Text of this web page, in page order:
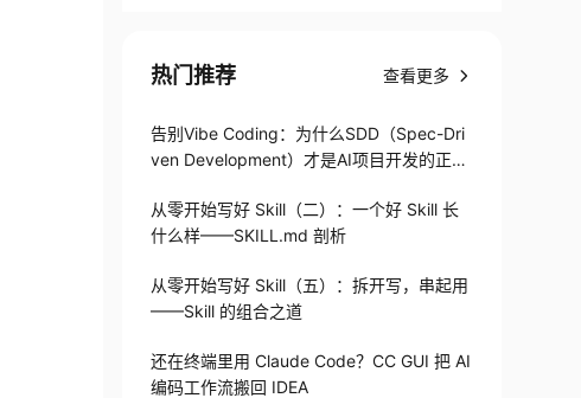
热门推荐 查看更多
告别Vibe Coding：为什么SDD（Spec-Dri
ven Development）才是AI项目开发的正确
从零开始写好 Skill（二）：一个好 Skill 长
什么样——SKILL.md 剖析
从零开始写好 Skill（五）：拆开写，串起用
——Skill 的组合之道
还在终端里用 Claude Code？CC GUI 把 AI
编码工作流搬回 IDEA